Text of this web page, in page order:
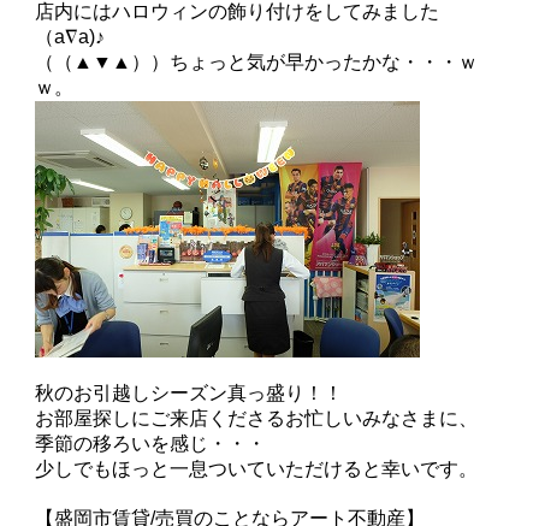
店内にはハロウィンの飾り付けをしてみました
（a∇a)♪
（（▲▼▲））ちょっと気が早かったかな・・・ｗ
ｗ。
秋のお引越しシーズン真っ盛り！！
お部屋探しにご来店くださるお忙しいみなさまに、
季節の移ろいを感じ・・・
少しでもほっと一息ついていただけると幸いです。
【盛岡市賃貸/売買のことならアート不動産】